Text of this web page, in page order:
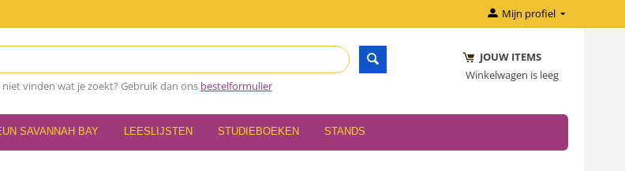
Mijn profiel
niet vinden wat je zoekt? Gebruik dan ons bestelformulier
JOUW ITEMS
Winkelwagen is leeg
SAVANNAH BAY LEESLIJSTEN STUDIEBOEKEN STANDS